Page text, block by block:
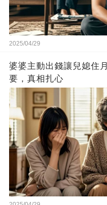
2025/04/29
婆婆主動出錢讓兒媳住
要，真相扎心